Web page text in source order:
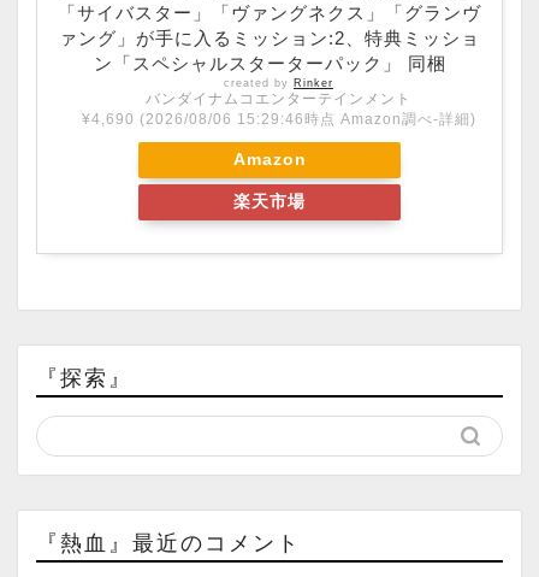
「サイバスター」「ヴァングネクス」「グランヴ
ァング」が手に入るミッション:2、特典ミッショ
ン「スペシャルスターターパック」 同梱
created by Rinker
バンダイナムコエンターテインメント
¥4,690 (2026/08/06 15:29:46時点 Amazon調べ-詳細)
Amazon
楽天市場
『探索』
『熱血』最近のコメント